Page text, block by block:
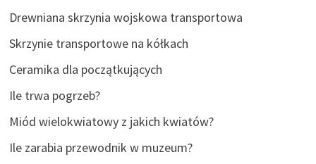
Drewniana skrzynia wojskowa transportowa
Skrzynie transportowe na kółkach
Ceramika dla początkujących
Ile trwa pogrzeb?
Miód wielokwiatowy z jakich kwiatów?
Ile zarabia przewodnik w muzeum?